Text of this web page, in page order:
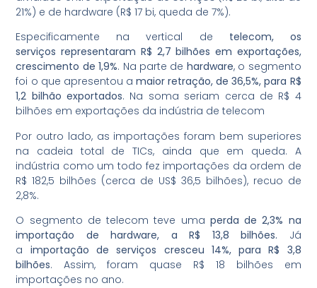
21%) e de hardware (R$ 17 bi, queda de 7%).
Especificamente na vertical de telecom, os
serviços representaram R$ 2,7 bilhões em exportações,
crescimento de 1,9%. Na parte de hardware, o segmento
foi o que apresentou a maior retração, de 36,5%, para R$
1,2 bilhão exportados. Na soma seriam cerca de R$ 4
bilhões em exportações da indústria de telecom
Por outro lado, as importações foram bem superiores
na cadeia total de TICs, ainda que em queda. A
indústria como um todo fez importações da ordem de
R$ 182,5 bilhões (cerca de US$ 36,5 bilhões), recuo de
2,8%.
O segmento de telecom teve uma perda de 2,3% na
importação de hardware, a R$ 13,8 bilhões. Já
a importação de serviços cresceu 14%, para R$ 3,8
bilhões. Assim, foram quase R$ 18 bilhões em
importações no ano.